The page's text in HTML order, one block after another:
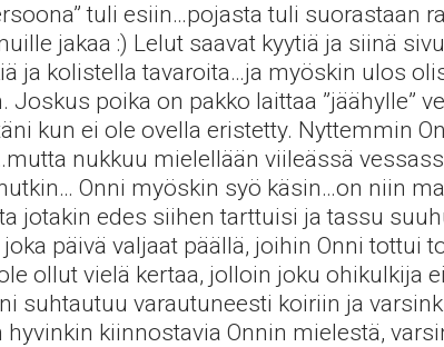
tuli esiin…pojasta tuli suorastaan
jakaa :) Lelut saavat kyytiä ja siinä
ja kolistella tavaroita…ja myöskin ulos
Joskus poika on pakko laittaa ”jäähylle”
kun ei ole ovella eristetty. Nyttemmin
nukkuu mielellään viileässä
Onni myöskin syö käsin…on niin
jotakin edes siihen tarttuisi ja tassu
päivä valjaat päällä, joihin Onni tottui
ollut vielä kertaa, jolloin joku ohikulkija
suhtautuu varautuneesti koiriin ja
kiinnostavia Onnin mielestä,